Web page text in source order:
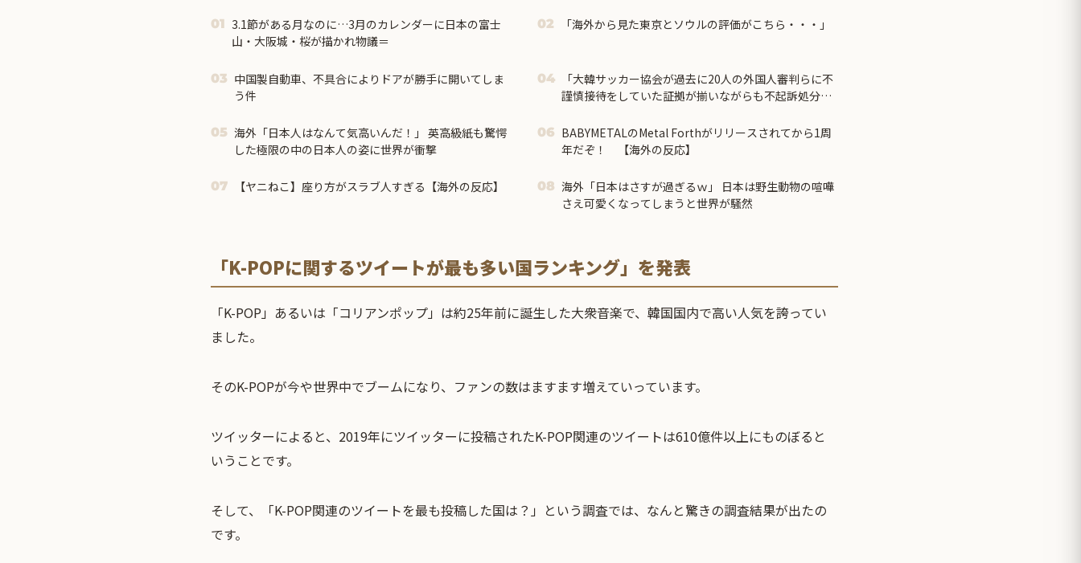
01 3.1節がある月なのに…3月のカレンダーに日本の富士
山・大阪城・桜が描かれ物議＝
02 「海外から見た東京とソウルの評価がこちら・・・」
03 中国製自動車、不具合によりドアが勝手に開いてしま
う件
04
「大韓サッカー協会が過去に20人の外国人審判らに不
謹慎接待をしていた証拠が揃いながらも不起訴処分に
05 海外「日本人はなんて気高いんだ！」 英高級紙も驚愕
した極限の中の日本人の姿に世界が衝撃
06 BABYMETALのMetal Forthがリリースされてから1周
年だぞ！ 【海外の反応】
07 【ヤニねこ】座り方がスラブ人すぎる【海外の反応】 08 海外「日本はさすが過ぎるｗ」 日本は野生動物の喧嘩
さえ可愛くなってしまうと世界が騒然
「K-POPに関するツイートが最も多い国ランキング」を発表
「K-POP」あるいは「コリアンポップ」は約25年前に誕生した大衆音楽で、韓国国内で高い人気を誇ってい
ました。
そのK-POPが今や世界中でブームになり、ファンの数はますます増えていっています。
ツイッターによると、2019年にツイッターに投稿されたK-POP関連のツイートは610億件以上にものぼると
いうことです。
そして、「K-POP関連のツイートを最も投稿した国は？」という調査では、なんと驚きの調査結果が出たの
です。